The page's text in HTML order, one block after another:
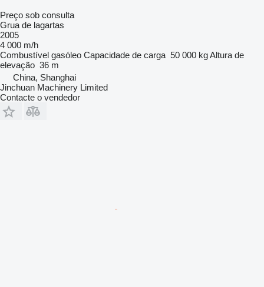
Preço sob consulta
Grua de lagartas
2005
4 000 m/h
Combustível gasóleo Capacidade de carga 50 000 kgAltura de
elevação 36 m
China, Shanghai
Jinchuan Machinery Limited
Contacte o vendedor